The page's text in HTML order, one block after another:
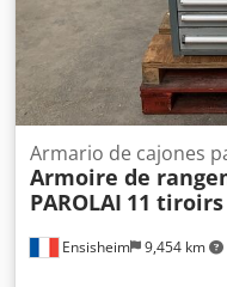
Ensisheim 9,454 km
Armario de cajones
Armoire de
PAROLAI 11 tiroirs